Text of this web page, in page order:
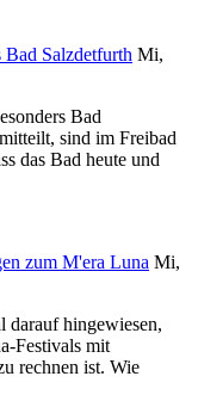
Salzdetfurth Mi,
Bad
sind im Freibad
das Bad heute und
zum M'era Luna Mi,
darauf hingewiesen,
Festivals mit
rechnen ist. Wie